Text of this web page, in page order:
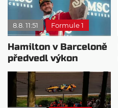
8.8. 11:51 Formule 1
Hamilton v Barceloně
předvedl výkon
pravého šampiona